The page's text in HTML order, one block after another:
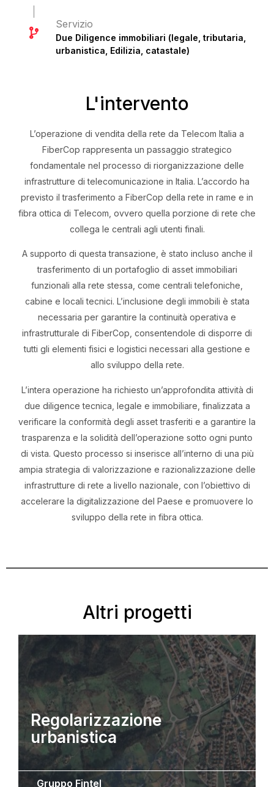
Servizio
Due Diligence immobiliari (legale, tributaria,
urbanistica, Edilizia, catastale)
L'intervento
L’operazione di vendita della rete da Telecom Italia a
FiberCop rappresenta un passaggio strategico
fondamentale nel processo di riorganizzazione delle
infrastrutture di telecomunicazione in Italia. L’accordo ha
previsto il trasferimento a FiberCop della rete in rame e in
fibra ottica di Telecom, ovvero quella porzione di rete che
collega le centrali agli utenti finali.
A supporto di questa transazione, è stato incluso anche il
trasferimento di un portafoglio di asset immobiliari
funzionali alla rete stessa, come centrali telefoniche,
cabine e locali tecnici. L’inclusione degli immobili è stata
necessaria per garantire la continuità operativa e
infrastrutturale di FiberCop, consentendole di disporre di
tutti gli elementi fisici e logistici necessari alla gestione e
allo sviluppo della rete.
L’intera operazione ha richiesto un’approfondita attività di
due diligence tecnica, legale e immobiliare, finalizzata a
verificare la conformità degli asset trasferiti e a garantire la
trasparenza e la solidità dell’operazione sotto ogni punto
di vista. Questo processo si inserisce all’interno di una più
ampia strategia di valorizzazione e razionalizzazione delle
infrastrutture di rete a livello nazionale, con l’obiettivo di
accelerare la digitalizzazione del Paese e promuovere lo
sviluppo della rete in fibra ottica.
Altri progetti
Regolarizzazione
urbanistica
Gruppo Fintel